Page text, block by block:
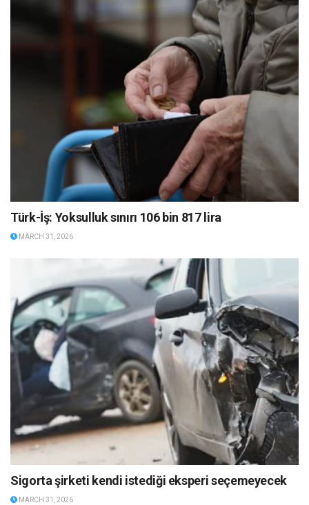
Türk-İş: Yoksulluk sınırı 106 bin 817 lira
MARCH 31, 2026
Sigorta şirketi kendi istediği eksperi seçemeyecek
MARCH 31, 2026